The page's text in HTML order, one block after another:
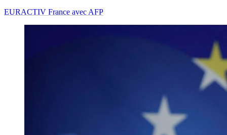
EURACTIV France avec AFP